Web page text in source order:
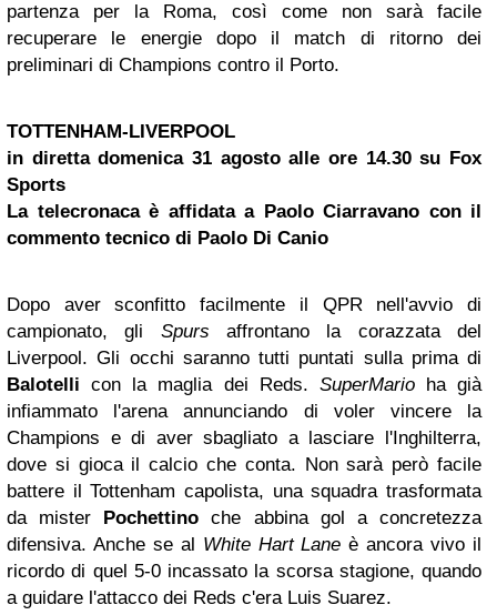
partenza per la Roma, così come non sarà facile
recuperare le energie dopo il match di ritorno dei
preliminari di Champions contro il Porto.
TOTTENHAM-LIVERPOOL
in diretta domenica 31 agosto alle ore 14.30 su Fox
Sports
La telecronaca è affidata a Paolo Ciarravano con il
commento tecnico di Paolo Di Canio
Dopo aver sconfitto facilmente il QPR nell'avvio di
campionato, gli Spurs affrontano la corazzata del
Liverpool. Gli occhi saranno tutti puntati sulla prima di
Balotelli con la maglia dei Reds. SuperMarioha già
infiammato l'arena annunciando di voler vincere la
Champions e di aver sbagliato a lasciare l'Inghilterra,
dove si gioca il calcio che conta. Non sarà però facile
battere il Tottenham capolista, una squadra trasformata
da mister
Pochettino che abbina gol a concretezza
difensiva. Anche se al White Hart Lane è ancora vivo il
ricordo di quel 5-0 incassato la scorsa stagione, quando
a guidare l'attacco dei Reds c'era Luis Suarez.